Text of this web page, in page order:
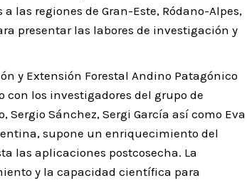
las regiones de Gran-Este, Ródano-Alpes,
presentar las labores de investigación y
y Extensión Forestal Andino Patagónico
con los investigadores del grupo de
Sánchez, Sergi García así como Eva
supone un enriquecimiento del
las aplicaciones postcosecha. La
y la capacidad científica para